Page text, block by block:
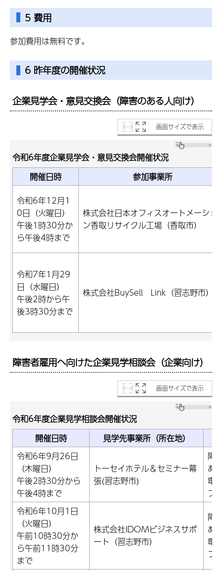
5 費用
参加費用は無料です。
6 昨年度の開催状況
企業見学会・意見交換会（障害のある人向け）
画面サイズで表示
開催日時 参加事業所
令和6年度企業見学会・意見交換会開催状況
令和6年12月1
0日（火曜日）
午後1時30分か
ら午後4時まで
株式会社日本オフィスオートメーショ
ン香取リサイクル工場（香取市）
令和7年1月29
日（水曜日）
午後2時から午
後3時30分まで
株式会社BuySell Link（習志野市）
障害者雇用へ向けた企業見学相談会（企業向け）
画面サイズで表示
令和6年度企業見学相談会開催状況
開催日時
見学先事業所（所在地）
令和6年9月26日
（木曜日）
午後2時30分から
午後4時まで
トーセイホテル＆セミナー幕
張(習志野市)
障
あ
電
フ
令和6年10月1日
（火曜日）
午前10時30分か
ら午前11時30分
まで
株式会社IDOMビジネスサポ
ート（習志野市）
障
あ
電
フ